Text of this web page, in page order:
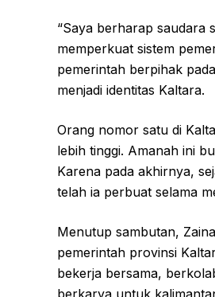
“Saya berharap saudara
memperkuat sistem
pemerintah berpihak
menjadi identitas Kaltara.
Orang nomor satu di
lebih tinggi. Amanah ini
Karena pada akhirnya,
telah ia perbuat selama
Menutup sambutan,
pemerintah provinsi
bekerja bersama,
berkarya untuk